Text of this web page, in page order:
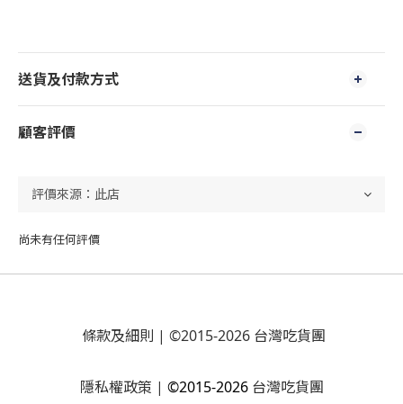
送貨及付款方式
顧客評價
尚未有任何評價
條款及細則 | ©2015-2026 台灣吃貨團
隱私權政策 | ©2015-2026台灣吃貨團